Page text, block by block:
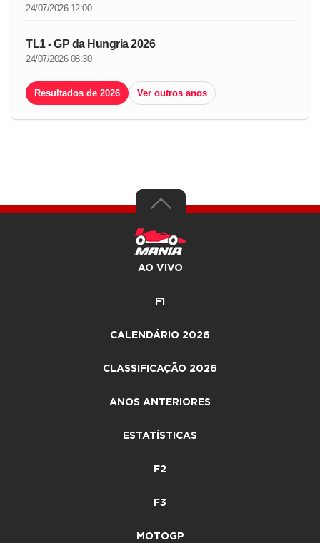
24/07/2026 12:00
TL1 - GP da Hungria 2026
24/07/2026 08:30
Resultados de 2026 Ver outros anos
AO VIVO
F1
CALENDÁRIO 2026
CLASSIFICAÇÃO 2026
ANOS ANTERIORES
ESTATÍSTICAS
F2
F3
MOTOGP